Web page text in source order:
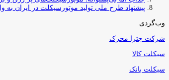
پیشنهاد طرح ملی تولید موتورسیکلت در ایران
وب‌گردی
شرکت چترا محرک
سیکلت کالا
سیکلت بانک